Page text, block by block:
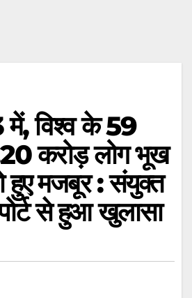
विश्व के 59
करोड़ लोग भूख
मजबूर : संयुक्त
से हुआ खुलासा